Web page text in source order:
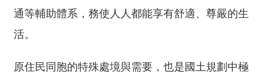
通等輔助體系，務使人人都能享有舒適、尊嚴的生
活。
原住民同胞的特殊處境與需要，也是國土規劃中極